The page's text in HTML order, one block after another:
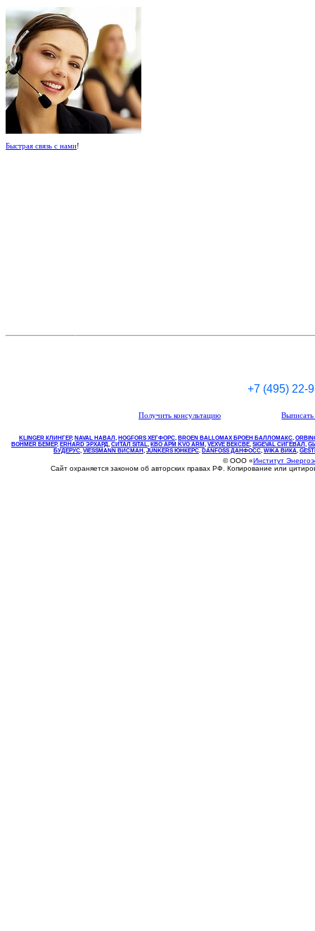
Быстрая связь с нами!
+7 (495) 22-
Получить консультацию
KLINGER КЛИНГЕР, NAVAL НАВАЛ , НOGFORS ХЕГФОРС, BROEN BALLOMAX БРОЕН БАЛЛОМАКС,
BOHMER БЕМЕР, ERHARD ЭРХАРД, СИТАЛ SITAL, КВО АРМ KVO ARM, VEXVE ВЕКСВЕ, SIGEVAL СИГЕВАЛ ,
БУДЕРУС, VIESSMANN ВИСМАН , JUNKERS ЮНКЕРС. DANFOSS ДАНФОСС, WIKA ВИКА,
© ООО «Институт
Сайт охраняется законом об авторских правах РФ. Копирование или